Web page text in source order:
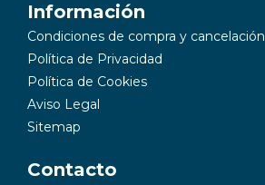
Información
Condiciones de compra y cancelación
Política de Privacidad
Política de Cookies
Aviso Legal
Sitemap
Contacto